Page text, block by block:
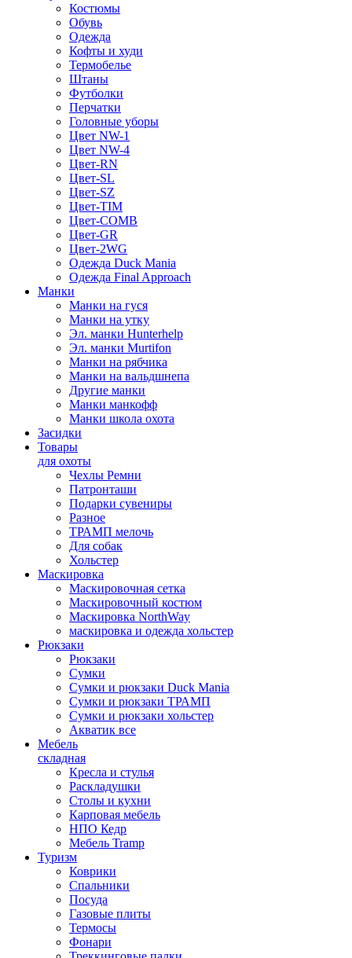
Костюмы
Обувь
Одежда
Кофты и худи
Термобелье
Штаны
Футболки
Перчатки
Головные уборы
Цвет NW-1
Цвет NW-4
Цвет-RN
Цвет-SL
Цвет-SZ
Цвет-TIM
Цвет-COMB
Цвет-GR
Цвет-2WG
Одежда Duck Mania
Одежда Final Approach
Манки
Манки на гуся
Манки на утку
Эл. манки Hunterhelp
Эл. манки Murtifon
Манки на рябчика
Манки на вальдшнепа
Другие манки
Манки манкофф
Манки школа охота
Засидки
Товары
для охоты
Чехлы Ремни
Патронташи
Подарки сувениры
Разное
ТРАМП мелочь
Для собак
Хольстер
Маскировка
Маскировочная сетка
Маскировочный костюм
Маскировка NorthWay
маскировка и одежда хольстер
Рюкзаки
Рюкзаки
Сумки
Сумки и рюкзаки Duck Mania
Сумки и рюкзаки ТРАМП
Сумки и рюкзаки хольстер
Акватик все
Мебель
складная
Кресла и стулья
Раскладушки
Столы и кухни
Карповая мебель
НПО Кедр
Мебель Tramp
Туризм
Коврики
Спальники
Посуда
Газовые плиты
Термосы
Фонари